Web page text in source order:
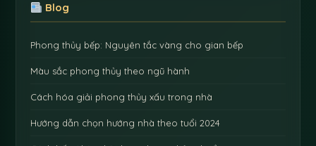
Blog
Phong thủy bếp: Nguyên tắc vàng cho gian bếp
Màu sắc phong thủy theo ngũ hành
Cách hóa giải phong thủy xấu trong nhà
Hướng dẫn chọn hướng nhà theo tuổi 2024